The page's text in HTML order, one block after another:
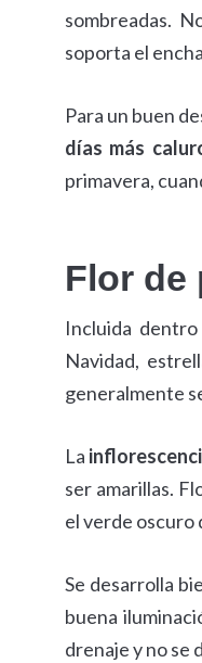
sombreadas.
soporta el
Para un buen
días más
primavera,
Flor de
Incluida
Navidad,
generalmente
La
ser amarillas.
el verde oscuro
Se desarrolla
buena
drenaje y no se